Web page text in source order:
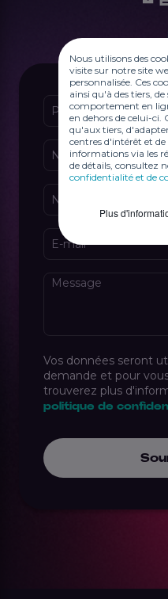
Nous utilisons des
visite sur notre site
personnalisée. Ces
ainsi qu'à des tiers,
comportement en
en dehors de celui-ci.
qu'aux tiers,
centres d'intérêt et
informations via les
de détails, consultez
confidentialité et de
Plus
Prénom*
Nom*
Nom de l'entreprise
E-mail*
Message
Vos données seront
demande et pour
trouverez plus
politique de